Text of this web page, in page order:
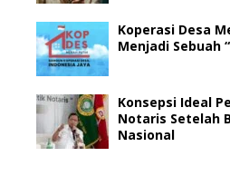
Koperasi Desa
Menjadi Sebuah
Konsepsi Ideal
Notaris Setelah
Nasional